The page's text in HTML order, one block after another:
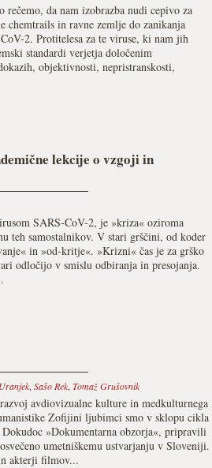
rečemo, da nam izobrazba nudi cepivo za
chemtrails in ravne zemlje do zanikanja
2. Protitelesa za te viruse, ki nam jih
standardi verjetja določenim
objektivnosti, nepristranskosti,
lekcije o vzgoji in
SARS-CoV-2, je »kriza« oziroma
teh samostalnikov. V stari grščini, od koder
in »od-kritje«. »Krizni« čas je za grško
odločijo v smislu odbiranja in presojanja.
, Sašo Rek, Tomaž Grušovnik
avdiovizualne kulture in medkulturnega
Zofijini ljubimci smo v sklopu cikla
»Dokumentarna obzorja«, pripravili
umetniškemu ustvarjanju v Sloveniji.
akterji filmov...